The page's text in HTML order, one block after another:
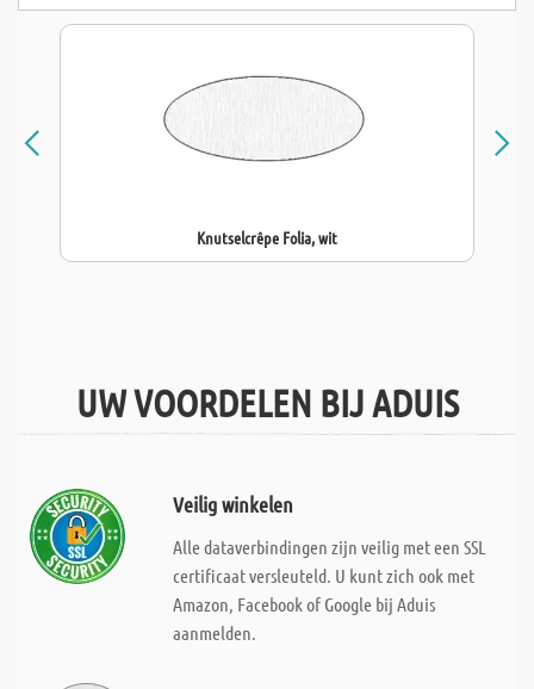
Knutselcrêpe Folia, wit
UW VOORDELEN BIJ ADUIS
Veilig winkelen
Alle dataverbindingen zijn veilig met een SSL
certificaat versleuteld. U kunt zich ook met
Amazon, Facebook of Google bij Aduis
aanmelden.